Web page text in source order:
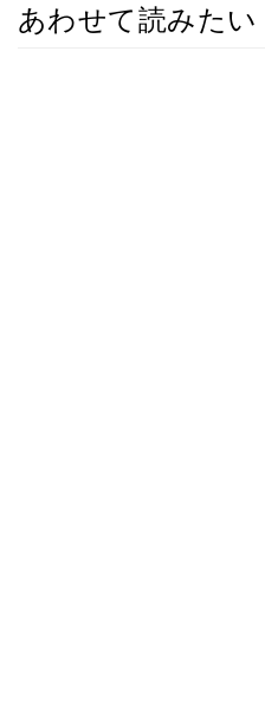
あわせて読みたい